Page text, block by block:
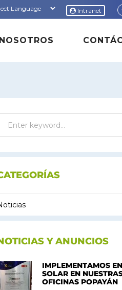
size.font size. Intranet
NOSOTROS
Y ANUNCIOS
IMPLEMENTAMOS
SOLAR EN
OFICINAS POPAYÁN